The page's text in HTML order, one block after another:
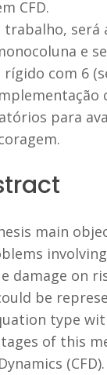
CFD.
trabalho,
e
com 6
para
main
damage on
be
type
of this